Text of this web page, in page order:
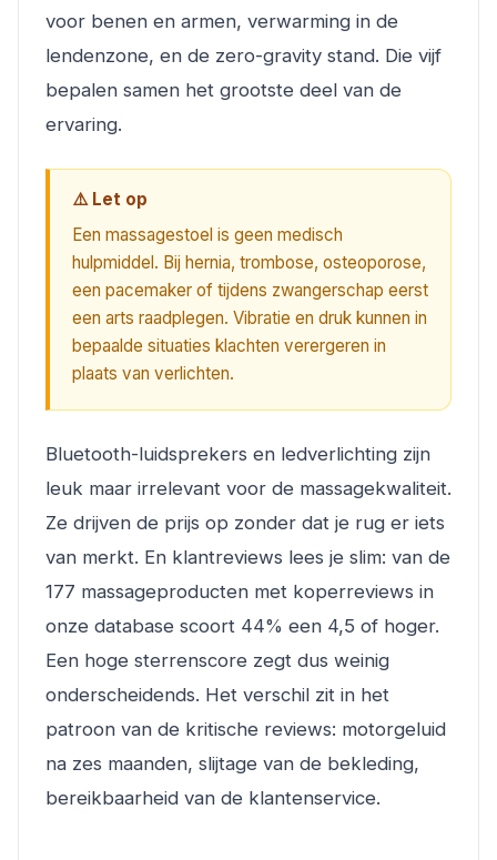
voor benen en armen, verwarming in de
lendenzone, en de zero-gravity stand. Die vijf
bepalen samen het grootste deel van de
ervaring.
⚠️ Let op
Een massagestoel is geen medisch
hulpmiddel. Bij hernia, trombose, osteoporose,
een pacemaker of tijdens zwangerschap eerst
een arts raadplegen. Vibratie en druk kunnen in
bepaalde situaties klachten verergeren in
plaats van verlichten.
Bluetooth-luidsprekers en ledverlichting zijn
leuk maar irrelevant voor de massagekwaliteit.
Ze drijven de prijs op zonder dat je rug er iets
van merkt. En klantreviews lees je slim: van de
177 massageproducten met koperreviews in
onze database scoort 44% een 4,5 of hoger.
Een hoge sterrenscore zegt dus weinig
onderscheidends. Het verschil zit in het
patroon van de kritische reviews: motorgeluid
na zes maanden, slijtage van de bekleding,
bereikbaarheid van de klantenservice.